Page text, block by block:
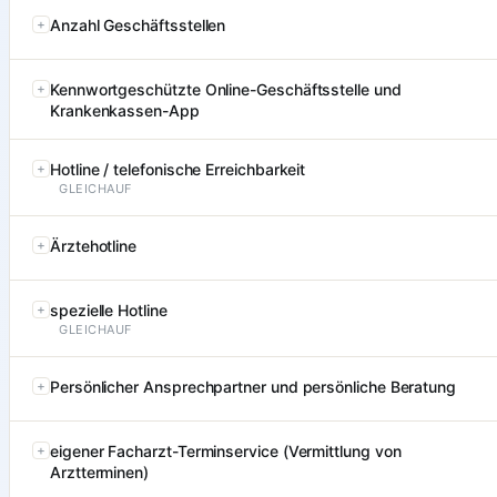
Anzahl Geschäftsstellen
Kennwortgeschützte Online-Geschäftsstelle und
Krankenkassen-App
Hotline / telefonische Erreichbarkeit
GLEICHAUF
Ärztehotline
spezielle Hotline
GLEICHAUF
Persönlicher Ansprechpartner und persönliche Beratung
eigener Facharzt-Terminservice (Vermittlung von
Arztterminen)